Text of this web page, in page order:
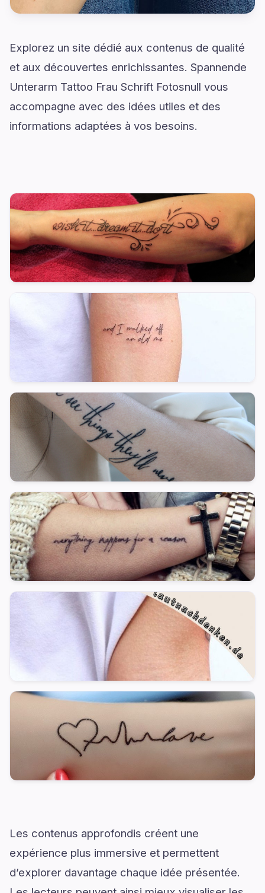
Explorez un site dédié aux contenus de qualité
et aux découvertes enrichissantes. Spannende
Unterarm Tattoo Frau Schrift Fotosnull vous
accompagne avec des idées utiles et des
informations adaptées à vos besoins.
Les contenus approfondis créent une
expérience plus immersive et permettent
d’explorer davantage chaque idée présentée.